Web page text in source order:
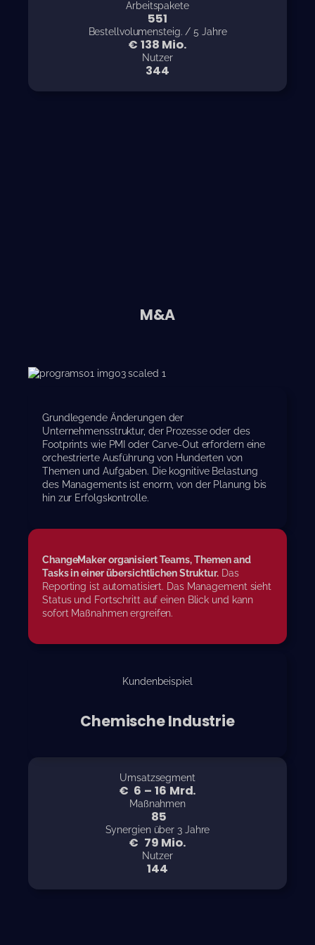
Arbeitspakete
721
Bestellvolumensteig. / 5 Jahre
€ 180 Mio.
Nutzer
451
M&A
Grundlegende Änderungen der
Unternehmensstruktur, der Prozesse oder des
Footprints wie PMI oder Carve-Out erfordern eine
orchestrierte Ausführung von Hunderten von
Themen und Aufgaben. Die kognitive Belastung
des Managements ist enorm, von der Planung bis
hin zur Erfolgskontrolle.
ChangeMaker organisiert Teams, Themen and
Tasks in einer übersichtlichen Struktur. Das
Reporting ist automatisiert. Das Management sieht
Status und Fortschritt auf einen Blick und kann
sofort Maßnahmen ergreifen.
Kundenbeispiel
Chemische Industrie
Umsatzsegment
€ 8– 22 Mrd.
Maßnahmen
113
Synergien über 3 Jahre
€ 104 Mio.
Nutzer
191